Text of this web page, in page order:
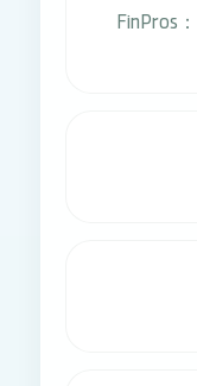
نهادی که این بروکر از آن مجوز گرفته:：FinPros